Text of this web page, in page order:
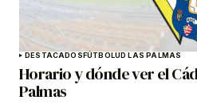
DESTACADOSFÚTBOLUD LAS PALMAS
Horario y dónde ver el
Palmas